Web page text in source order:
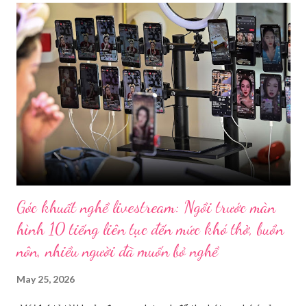
Góc khuất nghề livestream: Ngồi trước màn
hình 10 tiếng liên tục đến mức khó thở, buồn
nôn, nhiều người đã muốn bỏ nghề
May 25, 2026